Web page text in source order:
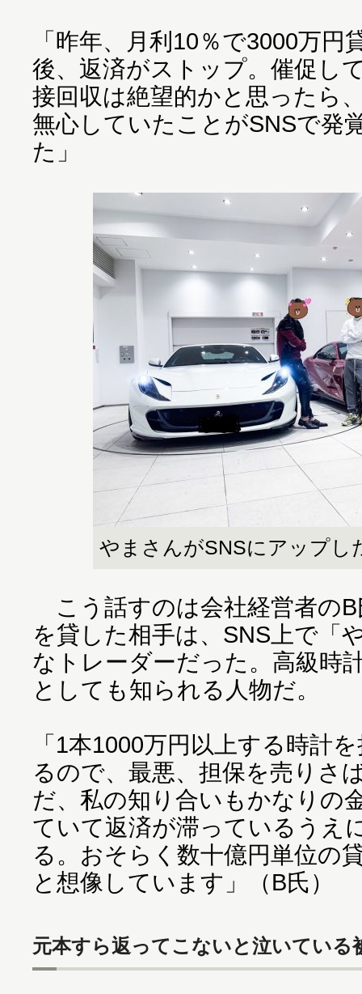
「昨年、月利10％で3000万
後、返済がストップ。催促し
接回収は絶望的かと思ったら
無心していたことがSNSで発
た」
やまさんがSNSにアップし
こう話すのは会社経営者のB
を貸した相手は、SNS上で「
なトレーダーだった。高級時
としても知られる人物だ。
「1本1000万円以上する時計
るので、最悪、担保を売りさ
だ、私の知り合いもかなりの
ていて返済が滞っているうえ
る。おそらく数十億円単位の
と想像しています」（B氏）
元本すら返ってこないと泣いてい